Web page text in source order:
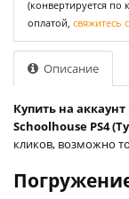
(конвертируется по
оплатой, свяжитесь
Описание
Купить на
Schoolhouse PS4
кликов, возможно